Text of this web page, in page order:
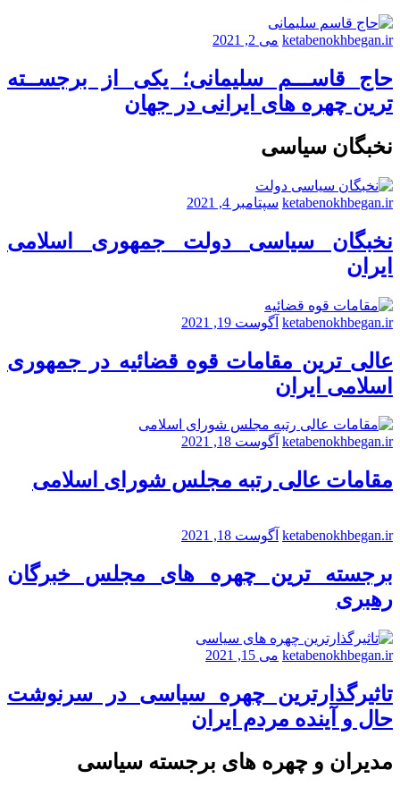
ketabenokhbegan.ir می 2, 2021
حاج قاســـم سلیمانی؛ یکی از برجســته
ترین چهره های ایرانی در جهان
نخبگان سیاسی
ketabenokhbegan.ir سپتامبر 4, 2021
نخبگان سیاسی دولت جمهوری اسلامی
ایران
ketabenokhbegan.ir آگوست 19, 2021
عالی ترین مقامات قوه قضائیه در جمهوری
اسلامی ایران
ketabenokhbegan.ir آگوست 18, 2021
مقامات عالی رتبه مجلس شورای اسلامی
ketabenokhbegan.ir آگوست 18, 2021
برجسته ترین چهره های مجلس خبرگان
رهبری
ketabenokhbegan.ir می 15, 2021
تاثیرگذارترین چهره سیاسی در سرنوشت
حال و آینده مردم ایران
مدیران و چهره های برجسته سیاسی